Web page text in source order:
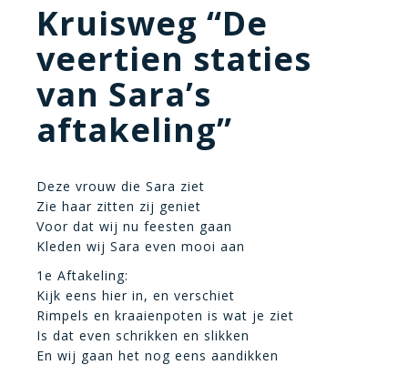
Kruisweg “De
veertien staties
van Sara’s
aftakeling”
Deze vrouw die Sara ziet
Zie haar zitten zij geniet
Voor dat wij nu feesten gaan
Kleden wij Sara even mooi aan
1e Aftakeling:
Kijk eens hier in, en verschiet
Rimpels en kraaienpoten is wat je ziet
Is dat even schrikken en slikken
En wij gaan het nog eens aandikken